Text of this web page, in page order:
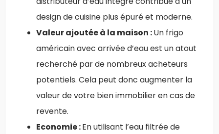
design de cuisine plus épuré et moderne.
Valeur ajoutée à la maison :Un frigo
américain avec arrivée d’eau est un atout
recherché par de nombreux acheteurs
potentiels. Cela peut donc augmenter la
valeur de votre bien immobilier en cas de
revente.
Economie :En utilisant l’eau filtrée de